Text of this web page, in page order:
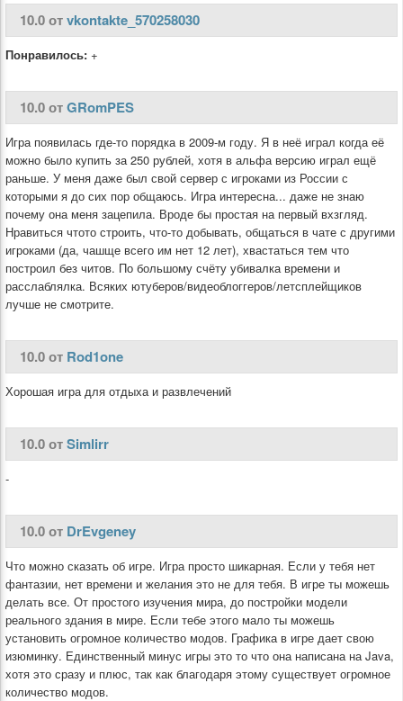
10.0 отvkontakte_570258030
Понравилось: +
10.0 отGRomPES
Игра появилась где-то порядка в 2009-м году. Я в неё играл когда её
можно было купить за 250 рублей, хотя в альфа версию играл ещё
раньше. У меня даже был свой сервер с игроками из России с
которыми я до сих пор общаюсь. Игра интересна... даже не знаю
почему она меня зацепила. Вроде бы простая на первый вхзгляд.
Нравиться чтото строить, что-то добывать, общаться в чате с другими
игроками (да, чашще всего им нет 12 лет), хвастаться тем что
построил без читов. По большому счёту убивалка времени и
расслаблялка. Всяких ютуберов/видеоблоггеров/летсплейщиков
лучше не смотрите.
10.0 от Rod1one
Хорошая игра для отдыха и развлечений
10.0 отSimlirr
-
10.0 от DrEvgeney
Что можно сказать об игре. Игра просто шикарная. Если у тебя нет
фантазии, нет времени и желания это не для тебя. В игре ты можешь
делать все. От простого изучения мира, до постройки модели
реального здания в мире. Если тебе этого мало ты можешь
установить огромное количество модов. Графика в игре дает свою
изюминку. Единственный минус игры это то что она написана на Java,
хотя это сразу и плюс, так как благодаря этому существует огромное
количество модов.